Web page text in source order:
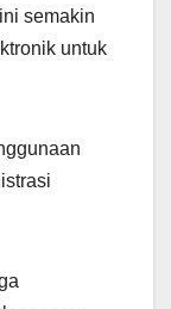
semakin
untuk